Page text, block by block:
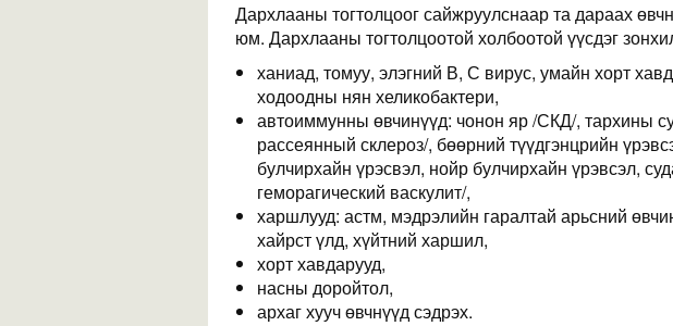
Дархлааны тогтолцоог сайжруулснаар та дараах
юм. Дархлааны тогтолцоотой холбоотой үүсдэг
ханиад, томуу, элэгний В, С вирус, умайн хорт
ходоодны нян хеликобактери,
автоиммунны өвчинүүд: чонон яр /СКД/, тархины
рассеянный склероз/, бөөрний түүдгэнцрийн
булчирхайн үрэсвэл, нойр булчирхайн үрэвсэл,
геморагический васкулит/,
харшлууд: астм, мэдрэлийн гаралтай арьсний
хайрст үлд, хүйтний харшил,
хорт хавдарууд,
насны доройтол,
архаг хууч өвчнүүд сэдрэх.